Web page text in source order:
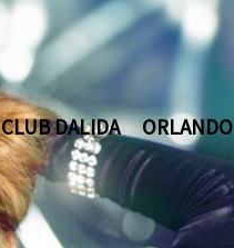
CLUB DALIDA ORLANDO